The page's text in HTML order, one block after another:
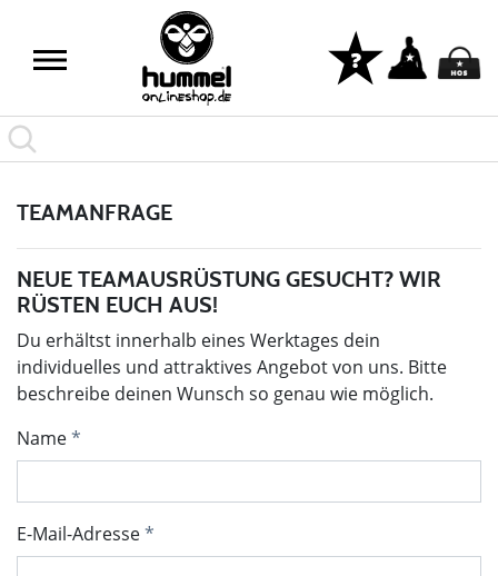
TEAMANFRAGE
NEUE TEAMAUSRÜSTUNG GESUCHT? WIR
RÜSTEN EUCH AUS!
Du erhältst innerhalb eines Werktages dein
individuelles und attraktives Angebot von uns. Bitte
beschreibe deinen Wunsch so genau wie möglich.
Name
E-Mail-Adresse